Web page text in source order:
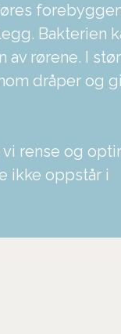
Bakterien
av rørene. I
dråper og
rense og
ikke oppstår i